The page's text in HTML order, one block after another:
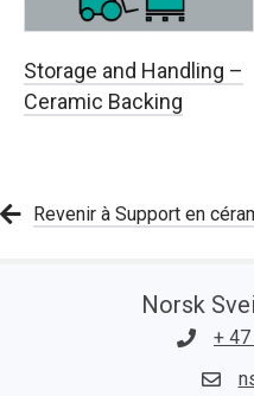
Storage and Handling –
Ceramic Backing
Revenir à Support en
Norsk
+